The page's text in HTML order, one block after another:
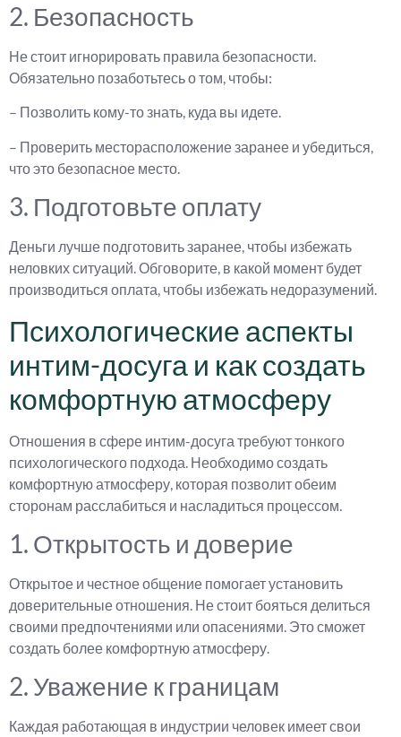
2. Безопасность
Не стоит игнорировать правила безопасности.
Обязательно позаботьтесь о том, чтобы:
– Позволить кому-то знать, куда вы идете.
– Проверить месторасположение заранее и убедиться,
что это безопасное место.
3. Подготовьте оплату
Деньги лучше подготовить заранее, чтобы избежать
неловких ситуаций. Обговорите, в какой момент будет
производиться оплата, чтобы избежать недоразумений.
Психологические аспекты
интим-досуга и как создать
комфортную атмосферу
Отношения в сфере интим-досуга требуют тонкого
психологического подхода. Необходимо создать
комфортную атмосферу, которая позволит обеим
сторонам расслабиться и насладиться процессом.
1. Открытость и доверие
Открытое и честное общение помогает установить
доверительные отношения. Не стоит бояться делиться
своими предпочтениями или опасениями. Это сможет
создать более комфортную атмосферу.
2. Уважение к границам
Каждая работающая в индустрии человек имеет свои